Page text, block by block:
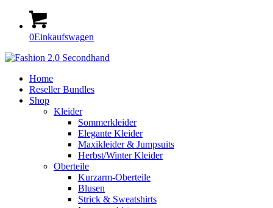
0Einkaufswagen
Home
Reseller Bundles
Shop
Kleider
Sommerkleider
Elegante Kleider
Maxikleider & Jumpsuits
Herbst/Winter Kleider
Oberteile
Kurzarm-Oberteile
Blusen
Strick & Sweatshirts